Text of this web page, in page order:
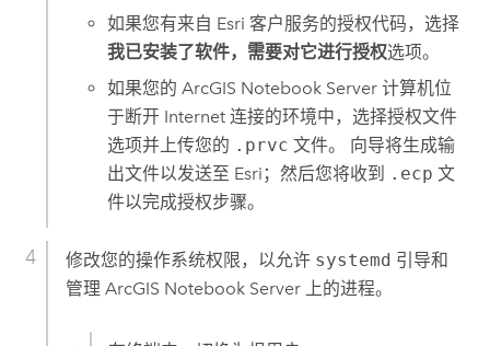
如果您有来自 Esri 客户服务的授权代码，选择
我已安装了软件，需要对它进行授权选项。
如果您的ArcGIS Notebook Server 计算机位
于断开 Internet 连接的环境中，选择授权文件
选项并上传您的 .prvc 文件。 向导将生成输
出文件以发送至 Esri；然后您将收到 .ecp 文
件以完成授权步骤。
修改您的操作系统权限，以允许 systemd 引导和
管理 ArcGIS Notebook Server上的进程。